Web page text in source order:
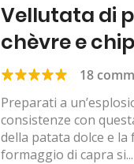
Vellutata di
chèvre e
18
Preparati a
consistenze con
della patata dolce e la
formaggio di capra si...